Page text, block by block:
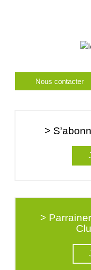
Nous contacter
>
>